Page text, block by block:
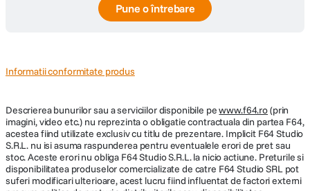
Pune o întrebare
Informatii conformitate produs
Descrierea bunurilor sau a serviciilor disponibile pewww.f64.ro(prin
imagini, video etc.) nu reprezinta o obligatie contractuala din partea F64,
acestea fiind utilizate exclusiv cu titlu de prezentare. Implicit F64 Studio
S.R.L. nu isi asuma raspunderea pentru eventualele erori de pret sau
stoc. Aceste erori nu obliga F64 Studio S.R.L. la nicio actiune. Preturile si
disponibilitatea produselor comercializate de catre F64 Studio SRL pot
suferi modificari ulterioare, acest lucru fiind influentat de factori externi